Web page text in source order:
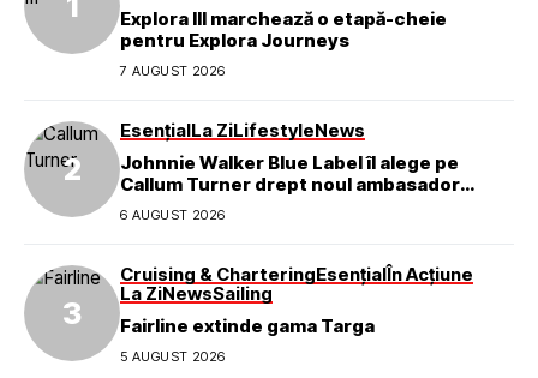
Explora III marchează o etapă-cheie
pentru Explora Journeys
7 AUGUST 2026
EsențialLa ZiLifestyleNews
Johnnie Walker Blue Label îl alege pe
Callum Turner drept noul ambasador
global al mărcii
6 AUGUST 2026
Cruising & CharteringEsențialÎn Acțiune
La ZiNewsSailing
Fairline extinde gama Targa
5 AUGUST 2026